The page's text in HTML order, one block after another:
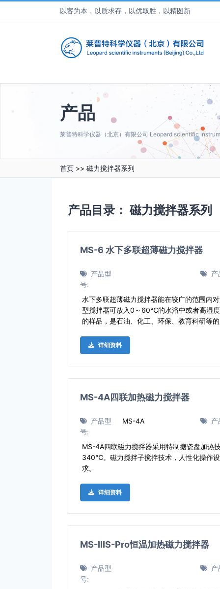
以客为本，以质求存，以优取胜，以精图新
产品
莱普特科学仪器（北京）有限公司 Leopard scientific
首页 >> 磁力搅拌器系列
产品目录：磁力搅拌器系列
MS-6 水下多联超薄磁力搅拌器
产品型
号:
产
水下多联超薄磁力搅拌器能在较广的范围内
型搅拌器可放入0～60℃的水浴中或者高湿
的样品，是石油、化工、环保、教育科研等
详细资料
MS-4A四联加热磁力搅拌器
产品型
号:
MS-4A 产
MS-4A四联磁力搅拌器采用特制搪瓷盘加热
340℃。磁力搅拌子搅拌技术，人性化操作
求。
详细资料
MS-IIIS-Pro恒温加热磁力搅拌器
产品型
号:
产